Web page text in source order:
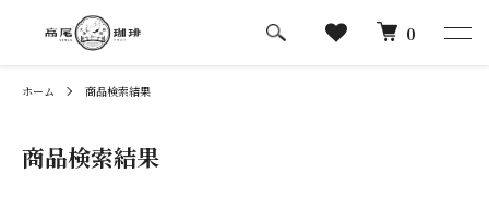
0
ホーム 商品検索結果
商品検索結果